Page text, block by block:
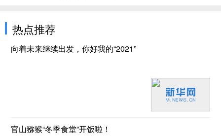
热点推荐
向着未来继续出发，你好我的“2021”
官山猕猴“冬季食堂”开饭啦！